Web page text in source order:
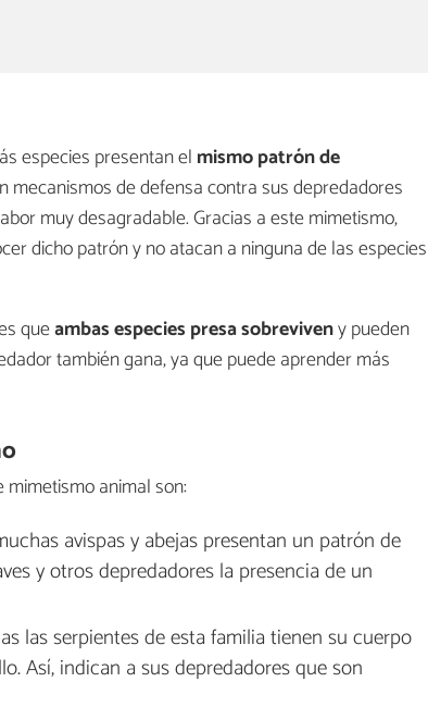
especies presentan el mismo patrón de
mecanismos de defensa contra sus depredadores
muy desagradable. Gracias a este mimetismo,
dicho patrón y no atacan a ninguna de las especies
queambas especies presa sobreviveny pueden
también gana, ya que puede aprender más
animal son:
avispas y abejas presentan un patrón de
y otros depredadores la presencia de un
las serpientes de esta familia tienen su cuerpo
Así, indican a sus depredadores que son